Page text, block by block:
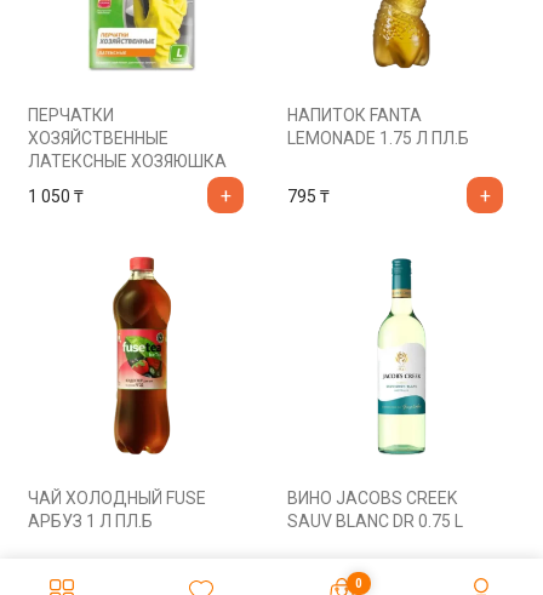
ПЕРЧАТКИ
ХОЗЯЙСТВЕННЫЕ
ЛАТЕКСНЫЕ ХОЗЯЮШКА
1 050 ₸
НАПИТОК FANTA
LEMONADE 1.75 Л ПЛ.Б
795 ₸
ЧАЙ ХОЛОДНЫЙ FUSE
АРБУЗ 1 Л ПЛ.Б
600₸
ВИНО JACOBS CREEK
SAUV BLANC DR 0.75 L
₸ 0